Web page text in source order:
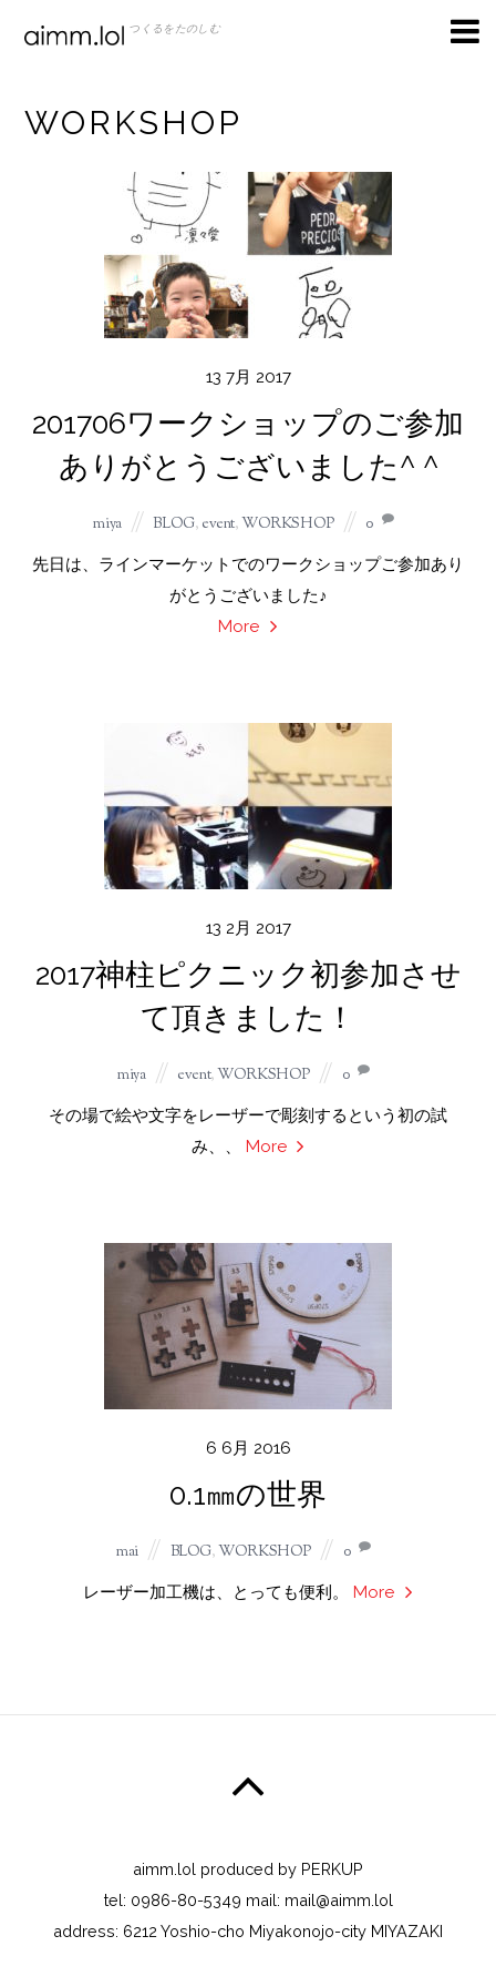
つくるをたのしむ
WORKSHOP
13 7月 2017
201706ワークショップのご参加
ありがとうございました^ ^
miya BLOG, event,WORKSHOP 0
先日は、ラインマーケットでのワークショップご参加あり
がとうございました♪
More
13 2月 2017
2017神柱ピクニック初参加させ
て頂きました！
miya event,WORKSHOP 0
その場で絵や文字をレーザーで彫刻するという初の試
み、、 More
6 6月 2016
0.1㎜の世界
mai BLOG,WORKSHOP 0
レーザー加工機は、とっても便利。More
aimm.lol produced by PERKUP
tel: 0986-80-5349 mail: mail@aimm.lol
address: 6212 Yoshio-cho Miyakonojo-city MIYAZAKI